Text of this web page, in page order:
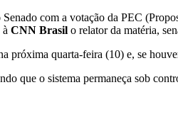
com a votação da PEC
CNN Brasil o relator da matéria,
próxima quarta-feira (10) e, se
que o sistema permaneça sob